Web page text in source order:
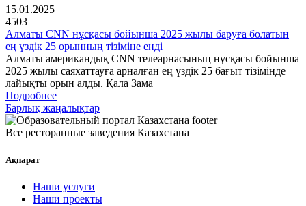
15.01.2025
4503
Алматы CNN нұсқасы бойынша 2025 жылы баруға болатын
ең үздік 25 орынның тізіміне енді
Алматы американдық CNN телеарнасының нұсқасы бойынша
2025 жылы саяхаттауға арналған ең үздік 25 бағыт тізімінде
лайықты орын алды. Қала Зама
Подробнее
Барлық жаңалықтар
Все ресторанные заведения Казахстана
Ақпарат
Наши услуги
Наши проекты